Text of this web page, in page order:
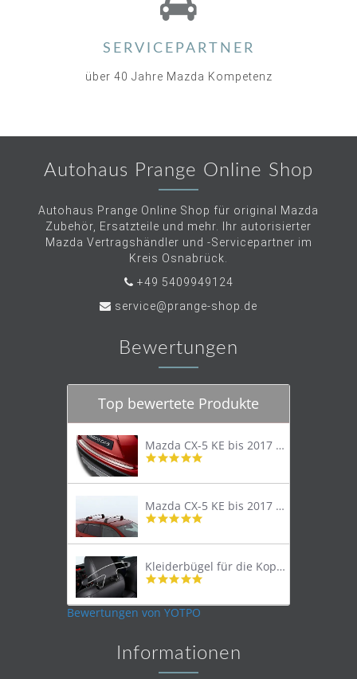
SERVICEPARTNER
über 40 Jahre Mazda Kompetenz
Autohaus Prange Online Shop
Autohaus Prange Online Shop für original Mazda
Zubehör, Ersatzteile und mehr. Ihr autorisierter
Mazda Vertragshändler und -Servicepartner im
Kreis Osnabrück.
+49 5409949124
service@prange-shop.de
Bewertungen
Top bewertete Produkte
Mazda CX-5 KE bis 2017 Trittschutzleiste Edelstahl original
4.8
rating
Mazda CX-5 KE bis 2017 Lastenträger Dachträger
4.9
rating
Kleiderbügel für die Kopfstütze
4.9
rating
Bewertungen von YOTPO
Informationen